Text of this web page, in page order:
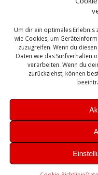
Um dir ein optimales Erlebnis
wie Cookies, um
zuzugreifen. Wenn du
Daten wie das Surfverhalten
verarbeiten. Wenn du
zurückziehst, können
Sanierung SBS
Sicherung SIEM
Update Upgrade
VMWare VPN